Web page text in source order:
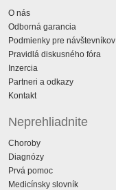
O nás
Odborná garancia
Podmienky pre návštevníkov
Pravidlá diskusného fóra
Inzercia
Partneri a odkazy
Kontakt
Neprehliadnite
Choroby
Diagnózy
Prvá pomoc
Medicínsky slovník